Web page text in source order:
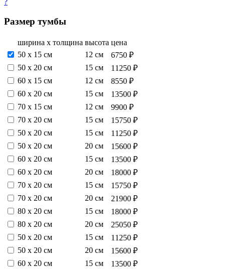
?
Размер тумбы
ширина х толщина высота цена
50 х 15 см
12 см
6750 ₽
50 х 20 см
15 см
11250 ₽
60 х 15 см
12 см
8550 ₽
60 х 20 см
15 см
13500 ₽
70 х 15 см
12 см
9900 ₽
70 х 20 см
15 см
15750 ₽
50 х 20 см
15 см
11250 ₽
50 х 20 см
20 см
15600 ₽
60 х 20 см
15 см
13500 ₽
60 х 20 см
20 см
18000 ₽
70 х 20 см
15 см
15750 ₽
70 х 20 см
20 см
21900 ₽
80 х 20 см
15 см
18000 ₽
80 х 20 см
20 см
25050 ₽
50 х 20 см
15 см
11250 ₽
50 х 20 см
20 см
15600 ₽
60 х 20 см
15 см
13500 ₽